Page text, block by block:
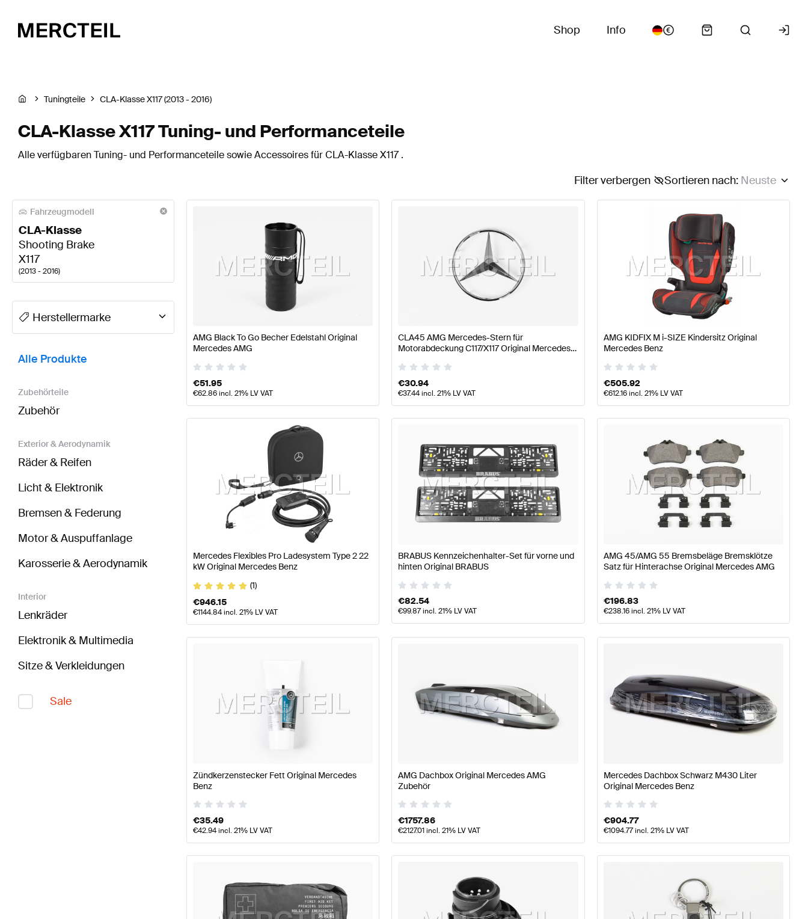
Shop Info
Tuningteile CLA-Klasse X117 (2013 - 2016)
CLA-Klasse X117 Tuning- und Performanceteile
Alle verfügbaren Tuning- und Performanceteile sowie Accessoires für CLA-Klasse X117 .
Sortieren nach: Neuste
Filter verbergen
Fahrzeugmodell
CLA-Klasse
Shooting Brake
X117
(2013 - 2016)
A-Klasse Tuning- und Performanceteile A-Klasse W177 Modellpflege Tuning- und PerformanceteileA-Klasse W177 Tuning- und PerformanceteileA-Klasse W176
Herstellermarke
BRABUS CLA-Klasse X117 Tuning- und PerformanceteileAMG CLA-Klasse X117 Tuning- und PerformanceteileMercedes-Benz CLA-Klasse X117 Tuning- und
Alle Produkte
Zubehörteile
Zubehör
Exterior & Aerodynamik
Räder & Reifen
Licht & Elektronik
Bremsen & Federung
Motor & Auspuffanlage
Karosserie & Aerodynamik
Interior
Lenkräder
Elektronik & Multimedia
Sitze & Verkleidungen
Sale
AMG Black To Go Becher Edelstahl Original
Mercedes AMG
€51.95
€62.86incl. 21% LV VAT
CLA45 AMG Mercedes-Stern für
Motorabdeckung C117/X117 Original Mercedes
€30.94
€37.44incl. 21% LV VAT
AMG KIDFIX M i-SIZE Kindersitz Original
Mercedes Benz
€505.92
€612.16incl. 21% LV VAT
Mercedes Flexibles Pro Ladesystem Type 2 22
kW Original Mercedes Benz
(1)
€946.15
€1144.84incl. 21% LV VAT
BRABUS Kennzeichenhalter-Set für vorne und
hinten Original BRABUS
€82.54
€99.87incl. 21% LV VAT
AMG 45/AMG 55 Bremsbeläge Bremsklötze
Satz für Hinterachse Original Mercedes AMG
€196.83
€238.16incl. 21% LV VAT
Zündkerzenstecker Fett Original Mercedes
Benz
€35.49
€42.94incl. 21% LV VAT
AMG Dachbox Original Mercedes AMG
Zubehör
€1757.86
€2127.01incl. 21% LV VAT
Mercedes Dachbox Schwarz M430 Liter
Original Mercedes Benz
€904.77
€1094.77incl. 21% LV VAT